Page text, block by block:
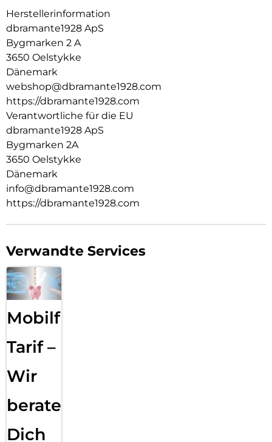
Hergestellt aus 100% recyceltem Kunststoff
Durch die Herstellung aus GRS-zertifizierten, recycelten
Materialien verhindert jede Greenland-Tasche, dass das
Gewicht von zwei Plastikflaschen in unseren Ozeanen und
auf Mülldeponien landet.
Aufprallschutz, auf den Sie sich verlassen können
Greenland wurde entwickelt, um Ihr Gerät vor Stürzen zu
schützen, und bietet Aufprallschutz aus 1,2 m Höhe. Erhöhte
Kanten schützen Ihre Kamera und Ihr Display vor
Beschädigungen.
Schlankes Design
Genießen Sie das schlanke Design, das bequem in Ihre Hand
und Tasche passt.
Herstellerinformation
dbramante1928 ApS
Bygmarken 2 A
3650 Oelstykke
Dänemark
webshop@dbramante1928.com
https://dbramante1928.com
Verantwortliche für die EU
dbramante1928 ApS
Bygmarken 2A
3650 Oelstykke
Dänemark
info@dbramante1928.com
https://dbramante1928.com
Verwandte Services
Mobilfunk
Tarif –
Wir
beraten
Dich